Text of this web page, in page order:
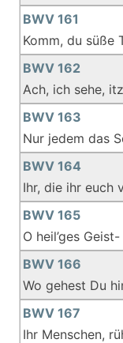
BWV 161
Komm, du süße
BWV 162
Ach, ich sehe,
BWV 163
Nur jedem das
BWV 164
Ihr, die ihr euch
BWV 165
O heil’ges
BWV 166
Wo gehest Du
BWV 167
Ihr Menschen,